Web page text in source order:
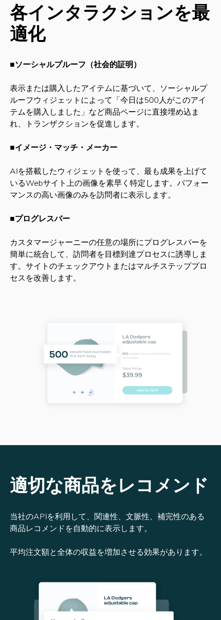
各インタラクションを最
適化
■ソーシャルプルーフ（社会的証明）
表示または購入したアイテムに基づいて、ソーシャルプ
ルーフウィジェットによって「今日は500人がこのアイ
テムを購入しました 」など商品ページに直接埋め込ま
れ、トランザクションを促進します。
■イメージ・マッチ・メーカー
AIを搭載したウィジェットを使って、最も成果を上げて
いるWebサイト上の画像を素早く特定します。パフォー
マンスの高い画像のみを訪問者に表示します。
■プログレスバー
カスタマージャーニーの任意の場所にプログレスバーを
簡単に統合して、訪問者を目標到達プロセスに誘導しま
す。サイトのチェックアウトまたはマルチステッププロ
セスを改善します。
適切な商品をレコメンド
当社のAPIを利用して、関連性、文脈性、補完性のある
商品レコメンドを自動的に表示します。
平均注文額と全体の収益を増加させる効果があります。